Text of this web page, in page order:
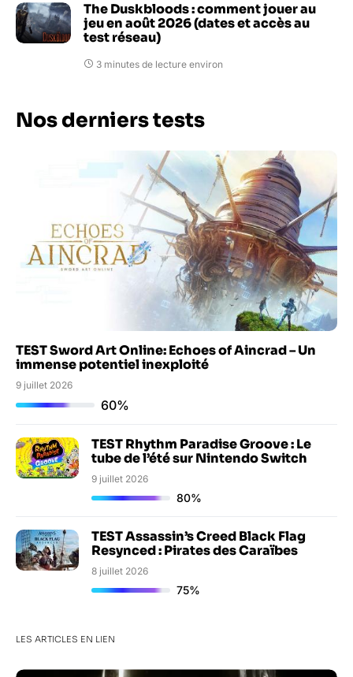
The Duskbloods : comment jouer au
jeu en août 2026 (dates et accès au
test réseau)
3 minutes de lecture environ
Nos derniers tests
TEST Sword Art Online: Echoes of Aincrad – Un
immense potentiel inexploité
9 juillet 2026
60%
TEST Rhythm Paradise Groove : Le
tube de l’été sur Nintendo Switch
9 juillet 2026
80%
TEST Assassin’s Creed Black Flag
Resynced : Pirates des Caraïbes
8 juillet 2026
75%
LES ARTICLES EN LIEN